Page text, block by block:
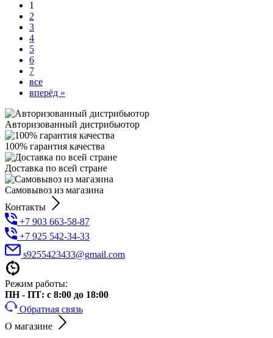
1
2
3
4
5
6
7
все
вперёд »
Авторизованный дистрибьютор
100% гарантия качества
Доставка по всей стране
Самовывоз из магазина
Контакты
+7 903 663-58-87
+7 925 542-34-33
s9255423433@gmail.com
Режим работы:
ПН - ПТ: с 8:00 до 18:00
Обратная связь
О магазине